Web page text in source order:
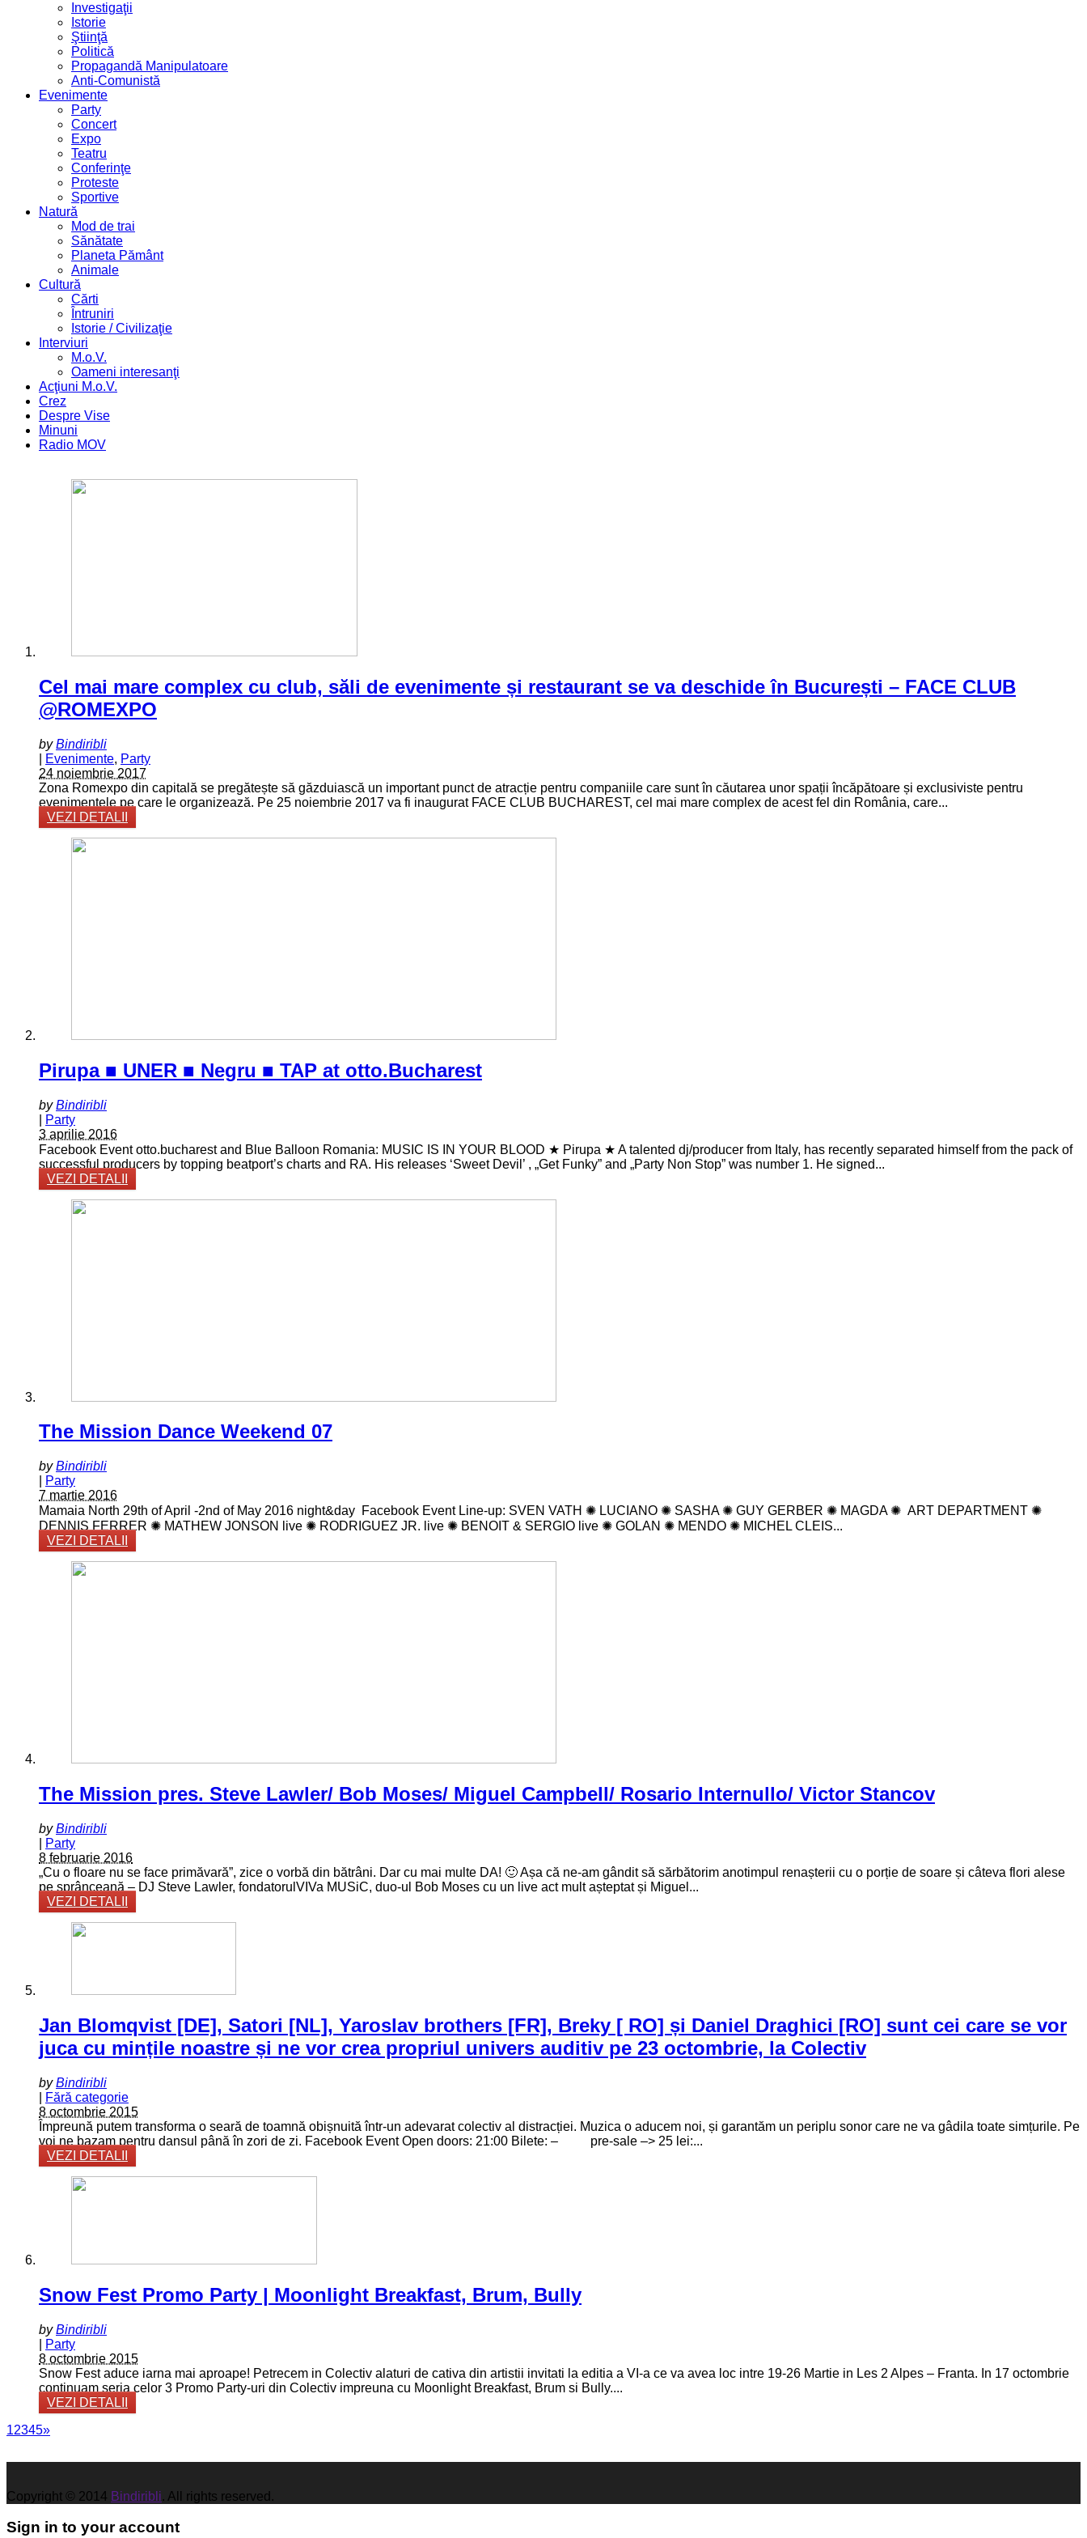
Investigaţii
Istorie
Ştiinţă
Politică
Propagandă Manipulatoare
Anti-Comunistă
Evenimente
Party
Concert
Expo
Teatru
Conferinţe
Proteste
Sportive
Natură
Mod de trai
Sănătate
Planeta Pământ
Animale
Cultură
Cărti
Întruniri
Istorie / Civilizaţie
Interviuri
M.o.V.
Oameni interesanţi
Acţiuni M.o.V.
Crez
Despre Vise
Minuni
Radio MOV
Cel mai mare complex cu club, săli de evenimente și restaurant se va deschide în București – FACE CLUB
@ROMEXPO
byBindiribli
Evenimente, Party
24 noiembrie 2017
Zona Romexpo din capitală se pregătește să găzduiască un important punct de atracție pentru companiile care sunt în căutarea unor spații încăpătoare și exclusiviste pentru
evenimentele pe care le organizează. Pe 25 noiembrie 2017 va fi inaugurat FACE CLUB BUCHAREST, cel mai mare complex de acest fel din România, care...
VEZI DETALII
Pirupa ■ UNER ■ Negru ■ TAP at otto.Bucharest
byBindiribli
Party
3 aprilie 2016
Facebook Event otto.bucharest and Blue Balloon Romania: MUSIC IS IN YOUR BLOOD ★ Pirupa ★ A talented dj/producer from Italy, has recently separated himself from the pack of
successful producers by topping beatport’s charts and RA. His releases ‘Sweet Devil’ , „Get Funky” and „Party Non Stop” was number 1. He signed...
VEZI DETALII
The Mission Dance Weekend 07
byBindiribli
Party
7 martie 2016
Mamaia North 29th of April -2nd of May 2016 night&day Facebook Event Line-up: SVEN VATH ✺ LUCIANO ✺ SASHA ✺ GUY GERBER ✺ MAGDA ✺ ART DEPARTMENT ✺
DENNIS FERRER ✺ MATHEW JONSON live ✺ RODRIGUEZ JR. live ✺ BENOIT & SERGIO live ✺ GOLAN ✺ MENDO ✺ MICHEL CLEIS...
VEZI DETALII
The Mission pres. Steve Lawler/ Bob Moses/ Miguel Campbell/ Rosario Internullo/ Victor Stancov
byBindiribli
Party
8 februarie 2016
„Cu o floare nu se face primăvară”, zice o vorbă din bătrâni. Dar cu mai multe DA! 🙂 Așa că ne-am gândit să sărbătorim anotimpul renașterii cu o porție de soare și câteva flori alese
pe sprânceană – DJ Steve Lawler, fondatorulVIVa MUSiC, duo-ul Bob Moses cu un live act mult așteptat și Miguel...
VEZI DETALII
Jan Blomqvist [DE], Satori [NL], Yaroslav brothers [FR], Breky [ RO] și Daniel Draghici [RO] sunt cei care se vor
juca cu mințile noastre și ne vor crea propriul univers auditiv pe 23 octombrie, la Colectiv
byBindiribli
Fără categorie
8 octombrie 2015
Împreună putem transforma o seară de toamnă obișnuită într-un adevarat colectiv al distracției. Muzica o aducem noi, și garantăm un periplu sonor care ne va gâdila toate simțurile. Pe
voi ne bazam pentru dansul până în zori de zi. Facebook Event Open doors: 21:00 Bilete: – pre-sale –> 25 lei:...
VEZI DETALII
Snow Fest Promo Party | Moonlight Breakfast, Brum, Bully
byBindiribli
Party
8 octombrie 2015
Snow Fest aduce iarna mai aproape! Petrecem in Colectiv alaturi de cativa din artistii invitati la editia a VI-a ce va avea loc intre 19-26 Martie in Les 2 Alpes – Franta. In 17 octombrie
continuam seria celor 3 Promo Party-uri din Colectiv impreuna cu Moonlight Breakfast, Brum si Bully....
VEZI DETALII
12345»
Copyright © 2014 Bindiribli. All rights reserved.
Sign in to your account